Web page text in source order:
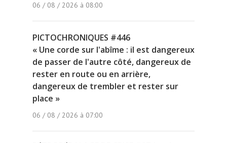
06 / 08 / 2026 à 08:00
PICTOCHRONIQUES #446
« Une corde sur l'abîme : il est dangereux
de passer de l'autre côté, dangereux de
rester en route ou en arrière,
dangereux de trembler et rester sur
place »
06 / 08 / 2026 à 07:00